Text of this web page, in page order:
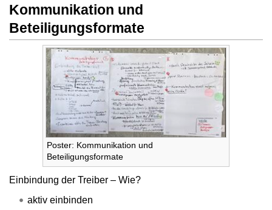
Kommunikation und
Beteiligungsformate
Poster: Kommunikation und
Beteiligungsformate
Einbindung der Treiber – Wie?
aktiv einbinden